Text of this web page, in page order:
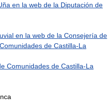
en la web de la Diputación de
en la web de la Consejería de
de Castilla-La
Comunidades de Castilla-La